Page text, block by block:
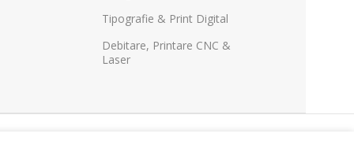
Tipografie & Print Digital
Debitare, Printare CNC &
Laser